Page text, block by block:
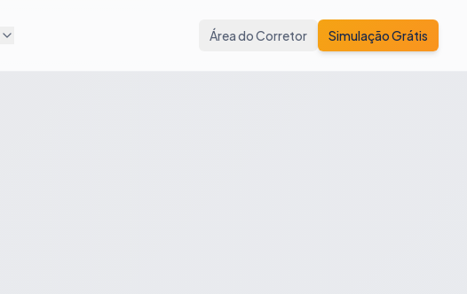
Área do Corretor Simulação Grátis